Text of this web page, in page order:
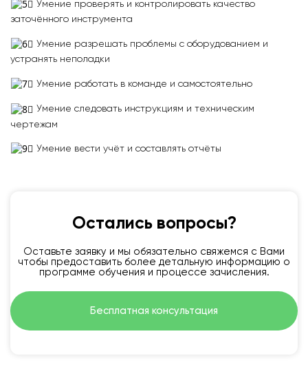
Умение проверять и контролировать качество
заточённого инструмента
Умение разрешать проблемы с оборудованием и
устранять неполадки
Умение работать в команде и самостоятельно
Умение следовать инструкциям и техническим
чертежам
Умение вести учёт и составлять отчёты
Остались вопросы?
Оставьте заявку и мы обязательно свяжемся с Вами
чтобы предоставить более детальную информацию о
программе обучения и процессе зачисления.
Бесплатная консультация